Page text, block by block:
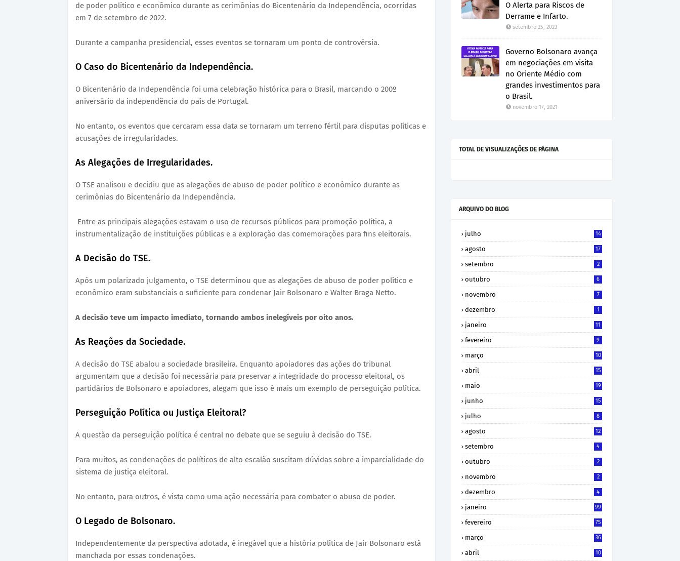
de poder político e econômico durante as cerimônias do Bicentenário da Independência, ocorridas
em 7 de setembro de 2022.
Durante a campanha presidencial, esses eventos se tornaram um ponto de controvérsia.
O Caso do Bicentenário da Independência.
O Bicentenário da Independência foi uma celebração histórica para o Brasil, marcando o 200º
aniversário da independência do país de Portugal.
No entanto, os eventos que cercaram essa data se tornaram um terreno fértil para disputas políticas e
acusações de irregularidades.
As Alegações de Irregularidades.
O TSE analisou e decidiu que as alegações de abuso de poder político e econômico durante as
cerimônias do Bicentenário da Independência.
Entre as principais alegações estavam o uso de recursos públicos para promoção política, a
instrumentalização de instituições públicas e a exploração das comemorações para fins eleitorais.
A Decisão do TSE.
Após um polarizado julgamento, o TSE determinou que as alegações de abuso de poder político e
econômico eram substanciais o suficiente para condenar Jair Bolsonaro e Walter Braga Netto.
A decisão teve um impacto imediato, tornando ambos inelegíveis por oito anos.
As Reações da Sociedade.
A decisão do TSE abalou a sociedade brasileira. Enquanto apoiadores das ações do tribunal
argumentam que a decisão foi necessária para preservar a integridade do processo eleitoral, os
partidários de Bolsonaro e apoiadores, alegam que isso é mais um exemplo de perseguição política.
Perseguição Política ou Justiça Eleitoral?
A questão da perseguição política é central no debate que se seguiu à decisão do TSE.
Para muitos, as condenações de políticos de alto escalão suscitam dúvidas sobre a imparcialidade do
sistema de justiça eleitoral.
No entanto, para outros, é vista como uma ação necessária para combater o abuso de poder.
O Legado de Bolsonaro.
Independentemente da perspectiva adotada, é inegável que a história política de Jair Bolsonaro está
manchada por essas condenações.
O Alerta para Riscos de
Derrame e Infarto.
setembro 25, 2023
Governo Bolsonaro avança
em negociações em visita
no Oriente Médio com
grandes investimentos para
o Brasil.
novembro 17, 2021
TOTAL DE VISUALIZAÇÕES DE PÁGINA
ARQUIVO DO BLOG
julho 14
agosto 17
setembro 2
outubro 6
novembro 7
dezembro 1
janeiro 11
fevereiro 9
março 10
abril 15
maio 19
junho 15
julho 8
agosto 12
setembro 4
outubro 2
novembro 2
dezembro 4
janeiro 99
fevereiro 75
março 36
abril 10